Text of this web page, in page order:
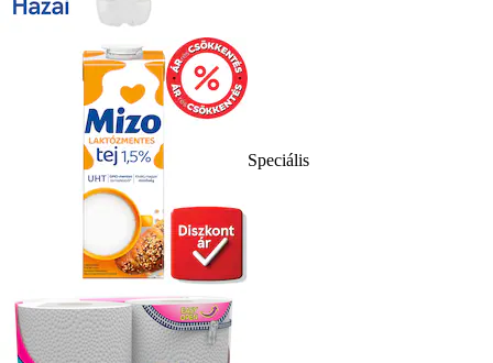
Speciális